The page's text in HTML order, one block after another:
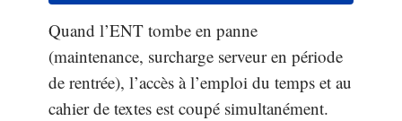
Quand l’ENT tombe en panne
(maintenance, surcharge serveur en période
de rentrée), l’accès à l’emploi du temps et au
cahier de textes est coupé simultanément.